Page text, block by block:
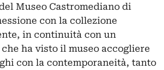
Museo Castromediano di
con la collezione
in continuità con un
ha visto il museo accogliere
con la contemporaneità, tanto